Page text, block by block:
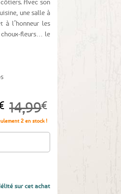
Avec son
une salle à
à l’honneur les
choux-fleurs… le
14,99€
:
Le
prix
actuel
est :
2 en stock !
sur cet achat